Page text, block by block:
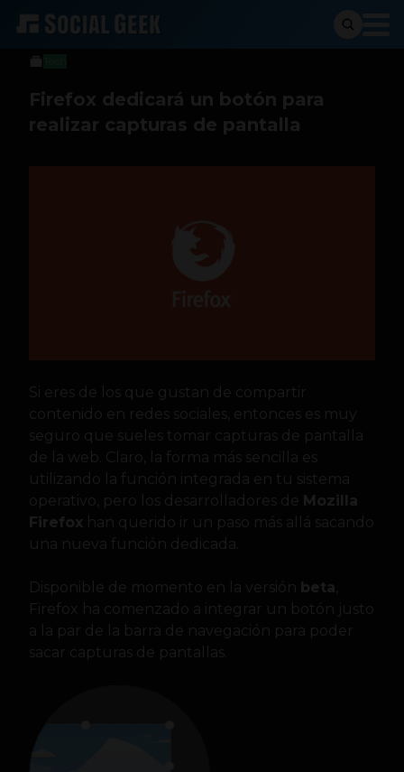
Stiven Cartagena
1 de junio de 2017
Firefox dedicará un botón para
realizar capturas de pantalla
Si eres de los que gustan de compartir
contenido en redes sociales, entonces es muy
seguro que sueles tomar capturas de pantalla
de la web. Claro, la forma más sencilla es
utilizando la función integrada en tu sistema
operativo, pero los desarrolladores de Mozilla
Firefox han querido ir un paso más allá sacando
una nueva función dedicada.
Disponible de momento en la versión beta
Firefox ha comenzado a integrar un botón justo
a la par de la barra de navegación para poder
sacar capturas de pantallas.